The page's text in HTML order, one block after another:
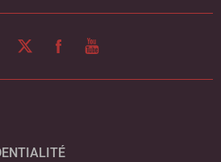
TWITTERFACEBOOK
YOUTUBE